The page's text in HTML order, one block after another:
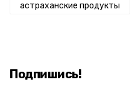
астраханские продукты
Подпишись!